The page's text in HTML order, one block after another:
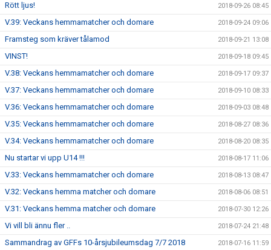
Rött ljus! 2018-09-26 08:45
V.39: Veckans hemmamatcher och domare 2018-09-24 09:06
Framsteg som kräver tålamod 2018-09-21 13:08
VINST! 2018-09-18 09:45
V.38: Veckans hemmamatcher och domare 2018-09-17 09:37
V.37: Veckans hemmamatcher och domare 2018-09-10 08:33
V.36: Veckans hemmamatcher och domare 2018-09-03 08:48
V.35: Veckans hemmamatcher och domare 2018-08-27 08:36
V.34: Veckans hemmamatcher och domare 2018-08-20 08:35
Nu startar vi upp U14 !!! 2018-08-17 11:06
V.33: Veckans hemmamatcher och domare 2018-08-13 08:47
V.32: Veckans hemma matcher och domare 2018-08-06 08:51
V.31: Veckans hemma matcher och domare 2018-07-30 12:26
Vi vill bli ännu fler .. 2018-07-24 21:48
Sammandrag av GFFs 10-årsjubileumsdag 7/7 2018 2018-07-16 11:59